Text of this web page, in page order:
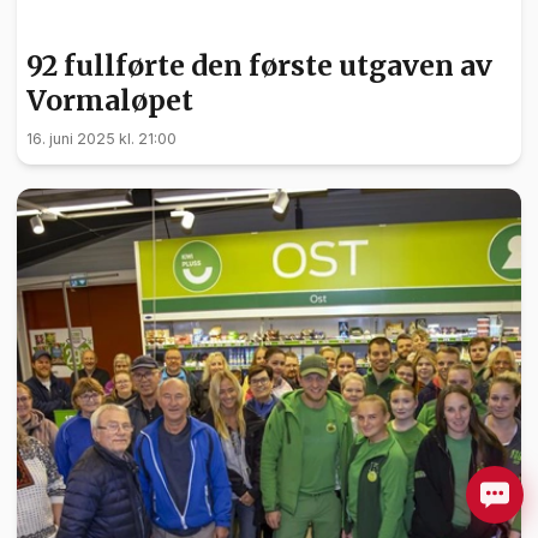
92 fullførte den første utgaven av
Vormaløpet
16. juni 2025 kl. 21:00